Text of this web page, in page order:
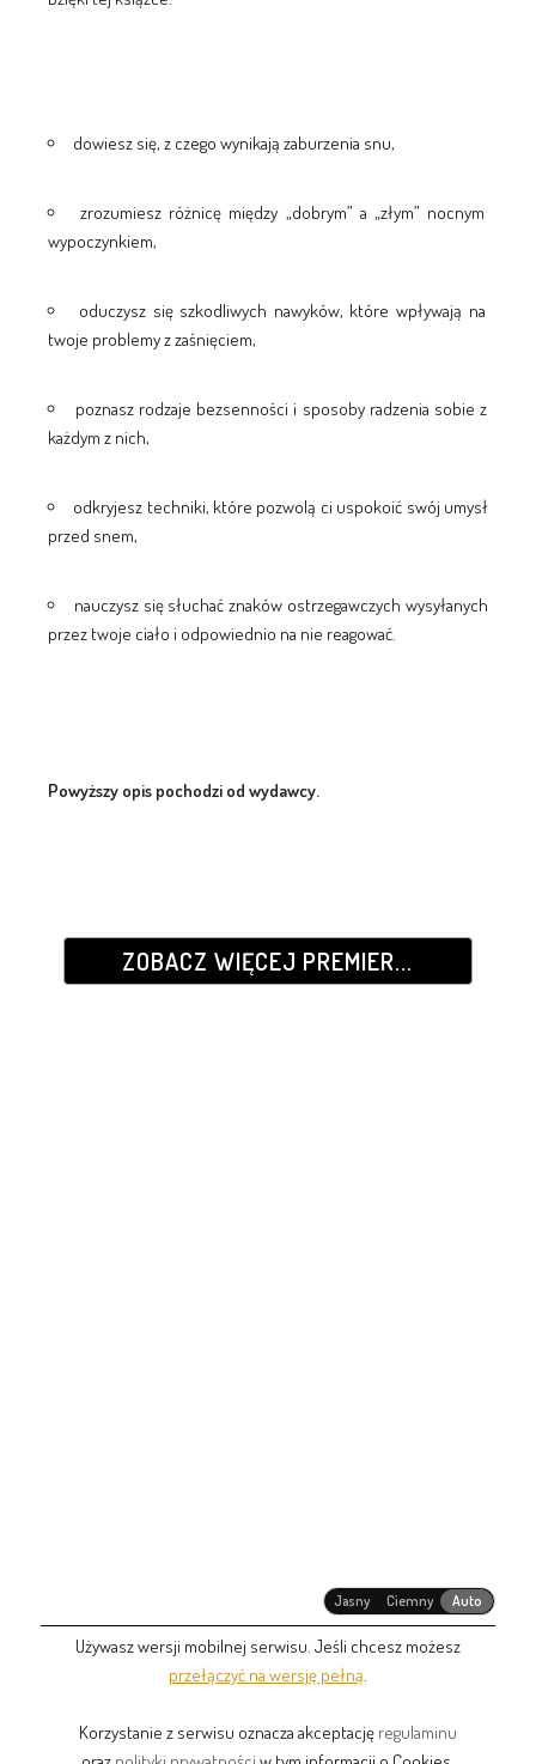
dowiesz się, z czego wynikają zaburzenia snu,
zrozumiesz różnicę między „dobrym” a „złym” nocnym
wypoczynkiem,
oduczysz się szkodliwych nawyków, które wpływają na
twoje problemy z zaśnięciem,
poznasz rodzaje bezsenności i sposoby radzenia sobie z
każdym z nich,
odkryjesz techniki, które pozwolą ci uspokoić swój umysł
przed snem,
nauczysz się słuchać znaków ostrzegawczych wysyłanych
przez twoje ciało i odpowiednio na nie reagować.
Powyższy opis pochodzi od wydawcy.
ZOBACZ WIĘCEJ PREMIER...
Jasny Ciemny Auto
Używasz wersji mobilnej serwisu. Jeśli chcesz możesz
przełączyć na wersję pełną
Korzystanie z serwisu oznacza akceptację regulaminu